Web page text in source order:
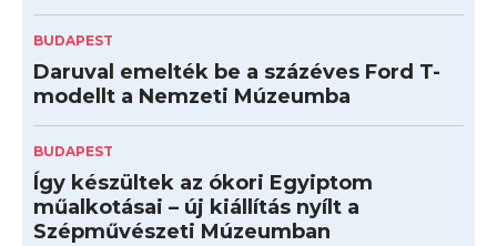
BUDAPEST
Daruval emelték be a százéves Ford T-
modellt a Nemzeti Múzeumba
BUDAPEST
Így készültek az ókori Egyiptom
műalkotásai – új kiállítás nyílt a
Szépművészeti Múzeumban